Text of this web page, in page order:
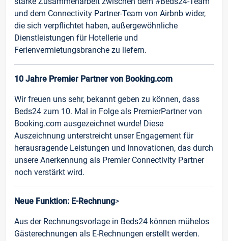
und dem Connectivity Partner-Team von Airbnb wider,
die sich verpflichtet haben, außergewöhnliche
Dienstleistungen für Hotellerie und
Ferienvermietungsbranche zu liefern.
10 Jahre Premier Partner von Booking.com
Wir freuen uns sehr, bekannt geben zu können, dass
Beds24 zum 10. Mal in Folge als PremierPartner von
Booking.com ausgezeichnet wurde! Diese
Auszeichnung unterstreicht unser Engagement für
herausragende Leistungen und Innovationen, das durch
unsere Anerkennung als Premier Connectivity Partner
noch verstärkt wird.
Neue Funktion: E-Rechnung>
Aus der Rechnungsvorlage in Beds24 können mühelos
Gästerechnungen als E-Rechnungen erstellt werden.